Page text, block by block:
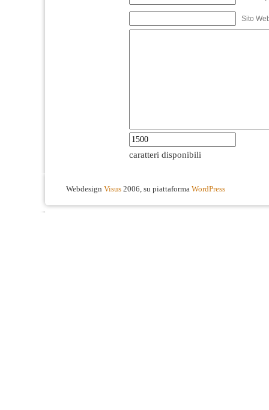
Sito
caratteri disponibili
Webdesign Visus 2006, su piattaforma WordPress